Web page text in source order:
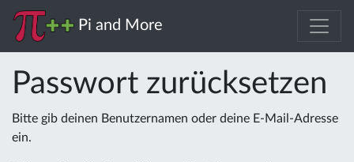
Pi and More
Passwort zurücksetzen
Bitte gib deinen Benutzernamen oder deine E-Mail-Adresse
ein.